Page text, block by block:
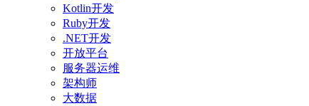
Kotlin开发
Ruby开发
.NET开发
开放平台
服务器运维
架构师
大数据